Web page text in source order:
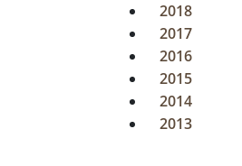
2018
2017
2016
2015
2014
2013